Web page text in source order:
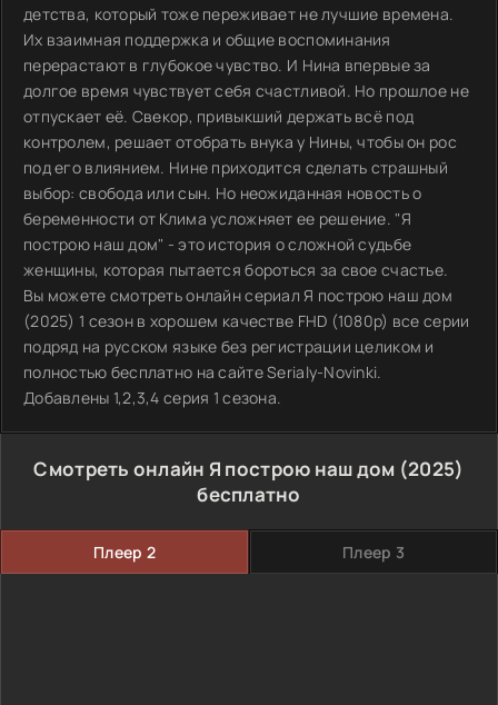
детства, который тоже переживает не лучшие времена.
Их взаимная поддержка и общие воспоминания
перерастают в глубокое чувство. И Нина впервые за
долгое время чувствует себя счастливой. Но прошлое не
отпускает её. Свекор, привыкший держать всё под
контролем, решает отобрать внука у Нины, чтобы он рос
под его влиянием. Нине приходится сделать страшный
выбор: свобода или сын. Но неожиданная новость о
беременности от Клима усложняет ее решение. "Я
построю наш дом" - это история о сложной судьбе
женщины, которая пытается бороться за свое счастье.
Вы можете смотреть онлайн сериал Я построю наш дом
(2025) 1 сезон в хорошем качестве FHD (1080p) все серии
подряд на русском языке без регистрации целиком и
полностью бесплатно на сайте Serialy-Novinki.
Добавлены 1,2,3,4 серия 1 сезона.
Смотреть онлайн Я построю наш дом (2025)
бесплатно
Плеер 2 Плеер 3